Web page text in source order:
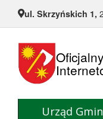
ul. Skrzyńskich 1,
Urząd